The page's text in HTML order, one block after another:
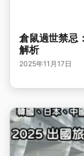
倉鼠過世禁忌
解析
2025年11月17日